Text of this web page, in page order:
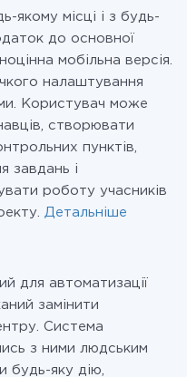
якому місці і з будь-
до основної
мобільна версія.
налаштування
Користувач може
створювати
пунктів,
завдань і
роботу учасників
Детальніше
для автоматизації
замінити
Система
з ними людським
будь-яку дію,